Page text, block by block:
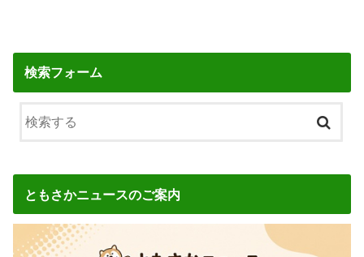
検索フォーム
ともさかニュースのご案内